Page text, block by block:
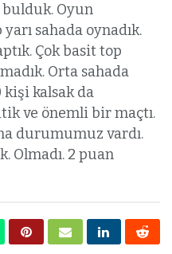
bulduk. Oyun
sahada oynadık.
Çok basit top
Orta sahada
kişi kalsak da
ve önemli bir maçtı.
durumumuz vardı.
Olmadı. 2 puan